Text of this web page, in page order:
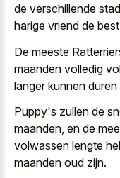
de verschillende
harige vriend de
De meeste
maanden volledig
langer kunnen
Puppy's zullen de
maanden, en de
volwassen lengte
maanden oud zijn.